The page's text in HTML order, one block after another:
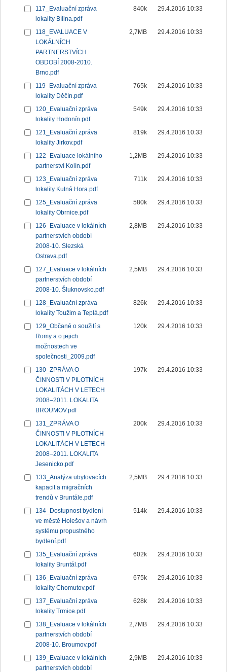
117_Evaluační zpráva
lokality Bílina.pdf
840k 29.4.2016 10:33
118_EVALUACE V
LOKÁLNÍCH
PARTNERSTVÍCH
OBDOBÍ 2008-2010.
Brno.pdf
2,7MB 29.4.2016 10:33
119_Evaluační zpráva
lokality Děčín.pdf
765k 29.4.2016 10:33
120_Evaluační zpráva
lokality Hodonín.pdf
549k 29.4.2016 10:33
121_Evaluační zpráva
lokality Jirkov.pdf
819k 29.4.2016 10:33
122_Evaluace lokálního
partnerství Kolín.pdf
1,2MB 29.4.2016 10:33
123_Evaluační zpráva
lokality Kutná Hora.pdf
711k 29.4.2016 10:33
125_Evaluační zpráva
lokality Obrnice.pdf
580k 29.4.2016 10:33
126_Evaluace v lokálních
partnerstvích období
2008-10. Slezská
Ostrava.pdf
2,8MB 29.4.2016 10:33
127_Evaluace v lokálních
partnerstvích období
2008-10. Šluknovsko.pdf
2,5MB 29.4.2016 10:33
128_Evaluační zpráva
lokality Toužim a Teplá.pdf
826k 29.4.2016 10:33
129_Občané o soužití s
Romy a o jejich
možnostech ve
společnosti_2009.pdf
120k 29.4.2016 10:33
130_ZPRÁVA O
ČINNOSTI V PILOTNÍCH
LOKALITÁCH V LETECH
2008–2011. LOKALITA
BROUMOV.pdf
197k 29.4.2016 10:33
131_ZPRÁVA O
ČINNOSTI V PILOTNÍCH
LOKALITÁCH V LETECH
2008–2011. LOKALITA
Jesenicko.pdf
200k 29.4.2016 10:33
133_Analýza ubytovacích
kapacit a migračních
trendů v Bruntále.pdf
2,5MB 29.4.2016 10:33
134_Dostupnost bydlení
ve městě Holešov a návrh
systému propustného
bydlení.pdf
514k 29.4.2016 10:33
135_Evaluační zpráva
lokality Bruntál.pdf
602k 29.4.2016 10:33
136_Evaluační zpráva
lokality Chomutov.pdf
675k 29.4.2016 10:33
137_Evaluační zpráva
lokality Trmice.pdf
628k 29.4.2016 10:33
138_Evaluace v lokálních
partnerstvích období
2008-10. Broumov.pdf
2,7MB 29.4.2016 10:33
139_Evaluace v lokálních
partnerstvích období
2,9MB 29.4.2016 10:33